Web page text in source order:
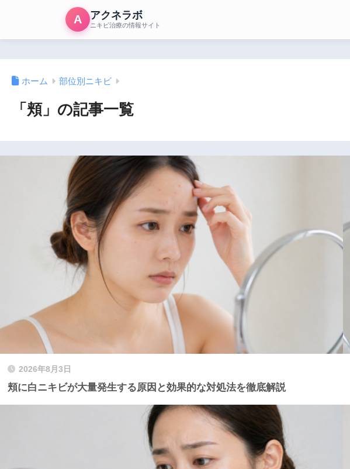
A アクネラボ
ニキビ治療の情報サイト
ホーム 部位別ニキビ
「頬」の記事一覧
2026年8月3日
頬に白ニキビが大量発生する原因と効果的な対処法を徹底解説